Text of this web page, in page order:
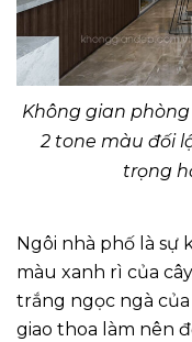
Không gian
2 tone màu đối
trọng
Ngôi nhà phố là sự
màu xanh rì của
trắng ngọc ngà
giao thoa làm nên